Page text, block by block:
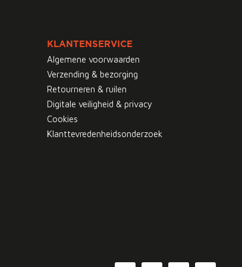
KLANTENSERVICE
Algemene voorwaarden
Verzending & bezorging
Retourneren & ruilen
Digitale veiligheid & privacy
Cookies
Klanttevredenheidsonderzoek